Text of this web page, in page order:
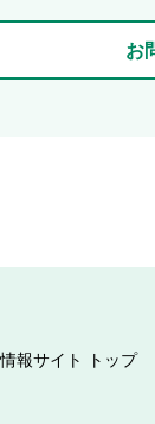
お
報サイト トップ